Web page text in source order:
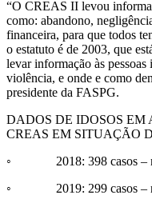
“O CREAS II levou
como: abandono,
financeira, para que todos
o estatuto é de 2003, que
levar informação às pessoas
violência, e onde e como
presidente da FASPG.
DADOS DE IDOSOS
CREAS EM SITUAÇÃO
◦ 2018: 398 casos –
◦ 2019: 299 casos –